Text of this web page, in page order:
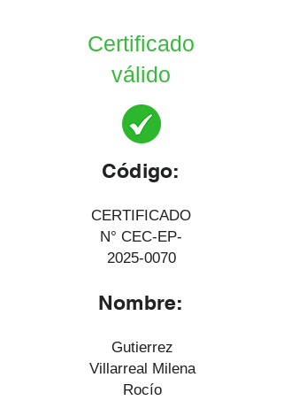
Certificado
válido
Código:
CERTIFICADO
N° CEC-EP-
2025-0070
Nombre:
Gutierrez
Villarreal Milena
Rocío